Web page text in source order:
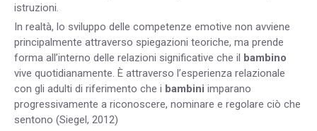
istruzioni.
In realtà, lo sviluppo delle competenze emotive non avviene
principalmente attraverso spiegazioni teoriche, ma prende
forma all’interno delle relazioni significative che il bambino
vive quotidianamente. È attraverso l’esperienza relazionale
con gli adulti di riferimento che i bambini imparano
progressivamente a riconoscere, nominare e regolare ciò che
sentono (Siegel, 2012)